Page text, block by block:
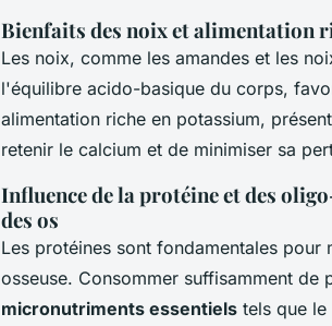
Bienfaits des noix et alimentation
Les noix, comme les amandes et les
l'équilibre acido-basique du corps,
alimentation riche en potassium,
retenir le calcium et de minimiser sa
Influence de la protéine et des
des os
Les protéines sont fondamentales
osseuse. Consommer suffisamment
micronutriments essentiels tels que le